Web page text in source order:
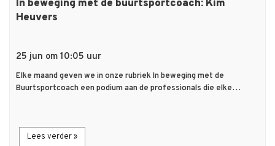
In beweging met de buurtsportcoach: Kim
Heuvers
25 jun om 10:05 uur
Elke maand geven we in onze rubriek In beweging met de
Buurtsportcoach een podium aan de professionals die elke…
Lees verder »